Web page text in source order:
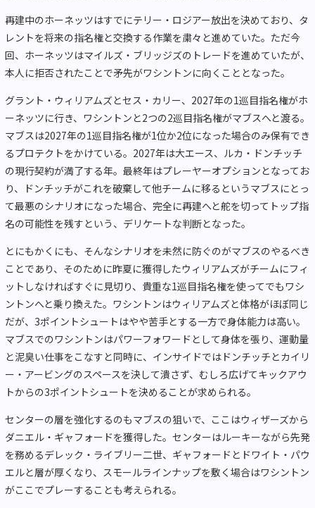
再建中のホーネッツはすでにテリー・ロジアー放出を決めており、タ
レントを将来の指名権と交換する作業を粛々と進めていた。ただ今
回、ホーネッツはマイルズ・ブリッジズのトレードを進めていたが、
本人に拒否されたことで矛先がワシントンに向くこととなった。
グラント・ウィリアムズとセス・カリー、2027年の1巡目指名権がホ
ーネッツに行き、ワシントンと2つの2巡目指名権がマブスへと渡る。
マブスは2027年の1巡目指名権が1位か2位になった場合のみ保有でき
るプロテクトをかけている。2027年は大エース、ルカ・ドンチッチ
の現行契約が満了する年。最終年はプレーヤーオプションとなってお
り、ドンチッチがこれを破棄して他チームに移るというマブスにとっ
て最悪のシナリオになった場合、完全に再建へと舵を切ってトップ指
名の可能性を残すという、デリケートな判断となった。
とにもかくにも、そんなシナリオを未然に防ぐのがマブスのやるべき
ことであり、そのために昨夏に獲得したウィリアムズがチームにフィ
ットしなければすぐに見切り、貴重な1巡目指名権を使ってでもワシ
ントンへと乗り換えた。ワシントンはウィリアムズと体格がほぼ同じ
だが、3ポイントシュートはやや苦手とする一方で身体能力は高い。
マブスでのワシントンはパワーフォワードとして身体を張り、運動量
と泥臭い仕事をこなすと同時に、インサイドではドンチッチとカイリ
ー・アービングのスペースを決して潰さず、むしろ広げてキックアウ
トからの3ポイントシュートを決めることが求められる。
センターの層を強化するのもマブスの狙いで、ここはウィザーズから
ダニエル・ギャフォードを獲得した。センターはルーキーながら先発
を務めるデレック・ライブリー二世、ギャフォードとドワイト・パウ
エルと層が厚くなり、スモールラインナップを敷く場合はワシントン
がここでプレーすることも考えられる。